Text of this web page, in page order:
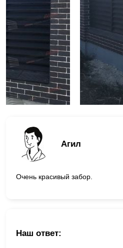
Агил
Очень красивый забор.
Наш ответ: